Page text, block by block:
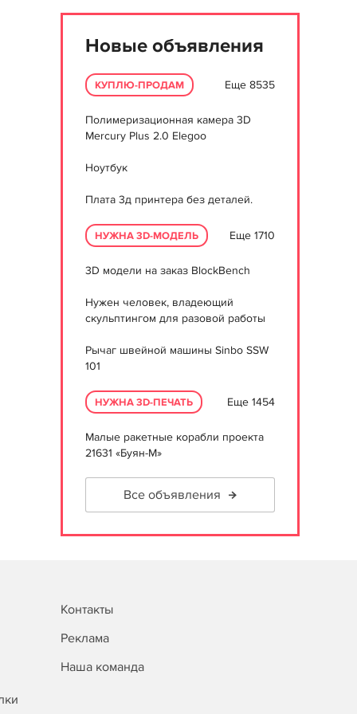
Новые объявления
КУПЛЮ-ПРОДАМ Еще 8535
Полимеризационная камера 3D
Mercury Plus 2.0 Elegoo
Ноутбук
Плата 3д принтера без деталей.
НУЖНА 3D-МОДЕЛЬ Еще 1710
3D модели на заказ BlockBench
Нужен человек, владеющий
скульптингом для разовой работы
Рычаг швейной машины Sinbo SSW
101
НУЖНА 3D-ПЕЧАТЬ Еще 1454
Малые ракетные корабли проекта
21631 «Буян-М»
Все объявления
Контакты
Реклама
Наша команда